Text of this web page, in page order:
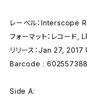
レーベル：Interscope
フォーマット：レコード,
リリース：Jan 27, 2017
Barcode :
Side A: